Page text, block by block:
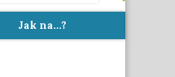
Jak na...?